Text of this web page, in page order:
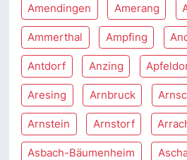
Amendingen Amerang
Ammerthal Ampfing
Antdorf Anzing
Aresing Arnbruck
Arnstein Arnstorf
Asbach-Bäumenheim